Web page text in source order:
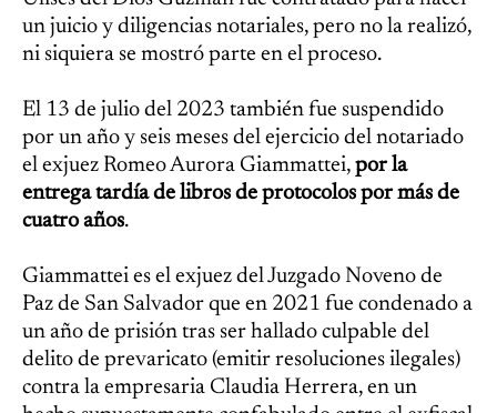
un juicio y diligencias notariales, pero no la realizó,
ni siquiera se mostró parte en el proceso.
El 13 de julio del 2023 también fue suspendido
por un año y seis meses del ejercicio del notariado
el exjuez Romeo Aurora Giammattei, por la
entrega tardía de libros de protocolos por más de
cuatro años.
Giammattei es el exjuez del Juzgado Noveno de
Paz de San Salvador que en 2021 fue condenado a
un año de prisión tras ser hallado culpable del
delito de prevaricato (emitir resoluciones ilegales)
contra la empresaria Claudia Herrera, en un